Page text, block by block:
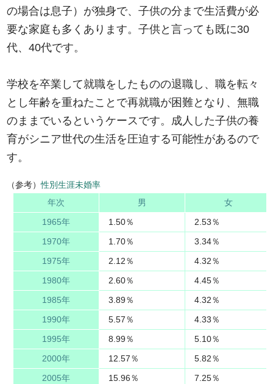
の場合は息子）が独身で、子供の分まで生活費が必
要な家庭も多くあります。子供と言っても既に30
代、40代です。
学校を卒業して就職をしたものの退職し、職を転々
とし年齢を重ねたことで再就職が困難となり、無職
のままでいるというケースです。成人した子供の養
育がシニア世代の生活を圧迫する可能性があるので
す。
（参考）性別生涯未婚率
年次
男
女
1965年
1.50％
2.53％
1970年
1.70％
3.34％
1975年
2.12％
4.32％
1980年
2.60％
4.45％
1985年
3.89％
4.32％
1990年
5.57％
4.33％
1995年
8.99％
5.10％
2000年
12.57％
5.82％
2005年
15.96％ 7.25％